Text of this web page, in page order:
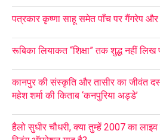
पत्रकार कृष्णा साहू समेत पाँच पर गैंगरेप और
रूबिका लियाकत “शिक्षा” तक शुद्ध नहीं लिख
कानपुर की संस्कृति और तासीर का जीवंत
महेश शर्मा की किताब ‘कनपुरिया अड्डे’
हैलो सुधीर चौधरी, क्या तुम्हें 2007 का लाइव